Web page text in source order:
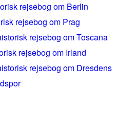
rejsebog om Berlin
rejsebog om Prag
rejsebog om Toscana
rejsebog om Irland
rejsebog om Dresdens